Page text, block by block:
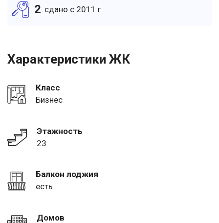
2 cдано c 2011 г.
Характеристики ЖК
Класс
Бизнес
Этажность
23
Балкон лоджия
есть
Домов